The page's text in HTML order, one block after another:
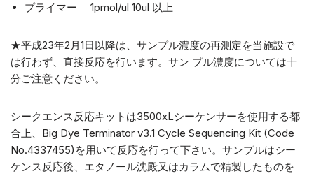
プライマー 1pmol/ul 10ul 以上
★平成23年2月1日以降は、サンプル濃度の再測定を当施設で
は行わず、直接反応を行います。サン プル濃度については十
分ご注意ください。
シークエンス反応キットは3500xLシーケンサーを使用する都
合上、Big Dye Terminator v3.1 Cycle Sequencing Kit (Code
No.4337455)を用いて反応を行って下さい。サンプルはシー
ケンス反応後、エタノール沈殿又はカラムで精製したものを